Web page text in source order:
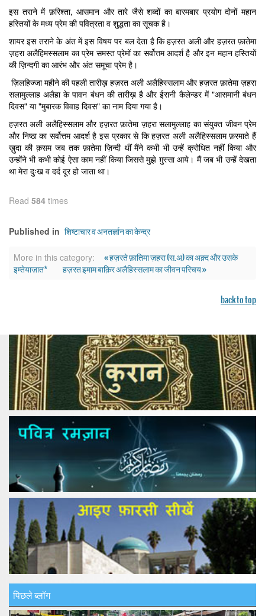
इस तराने में फ़रिश्ता, आसमान और तारे जैसे शब्दों का बारमबार प्रयोग दोनों महान
हस्तियों के मध्य प्रेम की पवित्रता व शुद्धता का सूचक है।
शायर इस तराने के अंत में इस विषय पर बल देता है कि हज़रत अली और हज़रत फ़ातेमा
ज़हरा अलैहिमस्सलाम का प्रेम समस्त प्रेमों का सर्वोत्तम आदर्श है और इन महान हस्तियों
की ज़िन्दगी का आरंभ और अंत समूचा प्रेम है।
ज़िलहिज्जा महीने की पहली तारीख़ हज़रत अली अलैहिस्सलाम और हज़रत फ़ातेमा ज़हरा
सलामुल्लाह अलैहा के पावन बंधन की तारीख़ है और ईरानी कैलेन्डर में "आसमानी बंधन
दिवस" या "मुबारक विवाह दिवस" का नाम दिया गया है।
हज़रत अली अलैहिस्सलाम और हज़रत फ़ातेमा ज़हरा सलामुल्लाह का संयुक्त जीवन प्रेम
और निष्ठा का सर्वोत्तम आदर्श है इस प्रकार से कि हज़रत अली अलैहिस्सलाम फ़रमाते हैं
ख़ुदा की क़सम जब तक फ़ातेमा ज़िन्दी थीं मैंने कभी भी उन्हें क्रोधित नहीं किया और
उन्होंने भी कभी कोई ऐसा काम नहीं किया जिससे मुझे ग़ुस्सा आये। मैं जब भी उन्हें देखता
था मेरा दुःख व दर्द दूर हो जाता था।
Read 584 times
Published in शिष्टाचार व अनतर्ज्ञान का केन्द्र
More in this category:
« हज़रते फ़ातिमा ज़हरा (स.अ) का अक़्द और उसके
इम्तेयाज़ात*
हज़रत इमाम बाक़िर अलैहिस्सलाम का जीवन परिचय »
back to top
पिछले ब्लॉग